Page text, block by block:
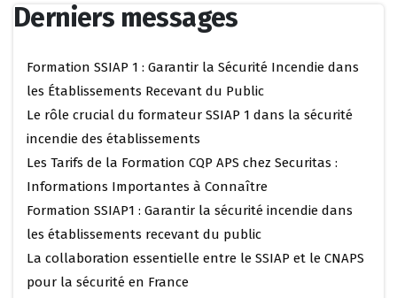
Derniers messages
Formation SSIAP 1 : Garantir la Sécurité Incendie dans
les Établissements Recevant du Public
Le rôle crucial du formateur SSIAP 1 dans la sécurité
incendie des établissements
Les Tarifs de la Formation CQP APS chez Securitas :
Informations Importantes à Connaître
Formation SSIAP1 : Garantir la sécurité incendie dans
les établissements recevant du public
La collaboration essentielle entre le SSIAP et le CNAPS
pour la sécurité en France